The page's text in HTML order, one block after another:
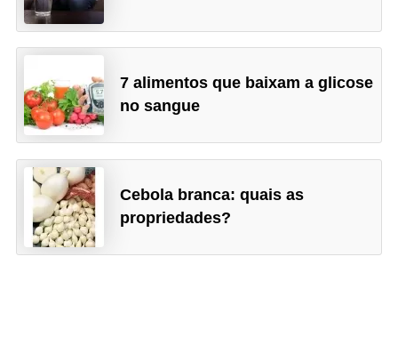
7 alimentos que baixam a glicose
no sangue
Cebola branca: quais as
propriedades?